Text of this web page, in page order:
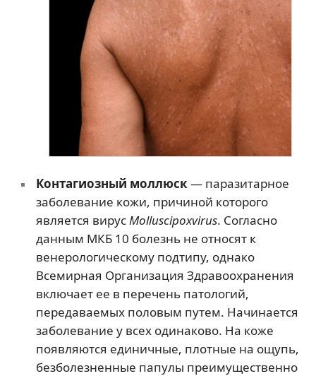
Контагиозный моллюск— паразитарное
заболевание кожи, причиной которого
является вирусMolluscipoxvirus. Согласно
данным МКБ 10 болезнь не относят к
венерологическому подтипу, однако
Всемирная Организация Здравоохранения
включает ее в перечень патологий,
передаваемых половым путем. Начинается
заболевание у всех одинаково. На коже
появляются единичные, плотные на ощупь,
безболезненные папулы преимущественно